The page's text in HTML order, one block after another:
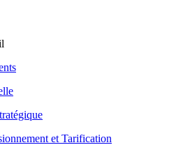
et Tarification